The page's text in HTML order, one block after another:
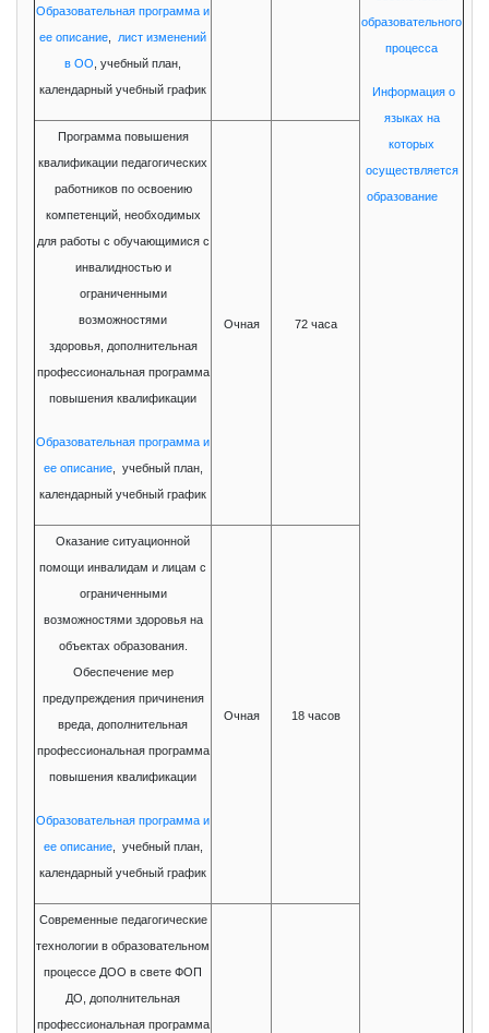
образовательного
процесса
Информация о
языках на
которых
осуществляется
образование
Образовательная программа и
ее описание
лист изменений
в ОО , учебный план,
календарный учебный график
Программа повышения
квалификации педагогических
работников по освоению
компетенций, необходимых
для работы с обучающимися с
инвалидностью и
ограниченными
возможностями
здоровья, дополнительная
профессиональная программа
повышения квалификации
Образовательная программа и
ее описание, учебный план,
календарный учебный график
Очная 72 часа
Оказание ситуационной
помощи инвалидам и лицам с
ограниченными
возможностями здоровья на
объектах образования.
Обеспечение мер
предупреждения причинения
вреда, дополнительная
профессиональная программа
повышения квалификации
Образовательная программа и
ее описание, учебный план,
календарный учебный график
Очная 18 часов
Современные педагогические
технологии в образовательном
процессе ДОО в свете ФОП
ДО, дополнительная
профессиональная программа